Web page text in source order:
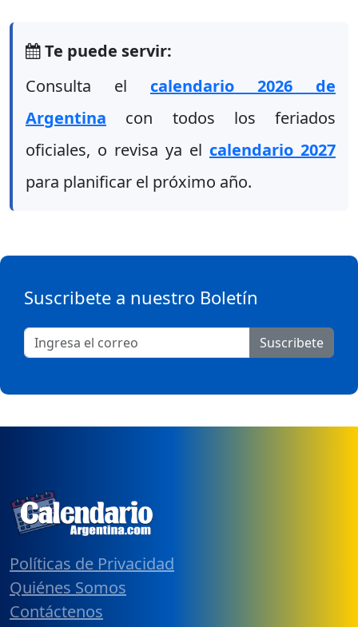
Te puede servir:
Consulta el calendario 2026 de
Argentina con todos los feriados
oficiales, o revisa ya el calendario 2027
para planificar el próximo año.
Suscribete a nuestro Boletín
Suscribete
Políticas de Privacidad
Quiénes Somos
Contáctenos